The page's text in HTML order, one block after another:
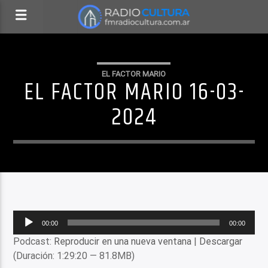
EL FACTOR MARIO
EL FACTOR MARIO 16-03-
2024
Reproductor
audio
00:00 00:00
Podcast: Reproducir en una nueva ventana | Descargar
(Duración: 1:29:20 — 81.8MB)